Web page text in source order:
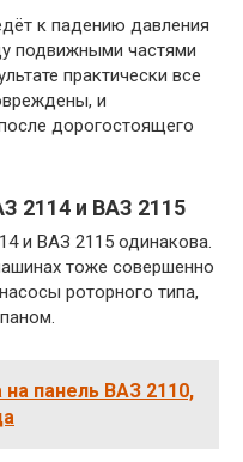
к падению давления
подвижными частями
практически все
и
дорогостоящего
2114 и ВАЗ 2115
и ВАЗ 2115 одинакова.
тоже совершенно
роторного типа,
на панель ВАЗ 2110,